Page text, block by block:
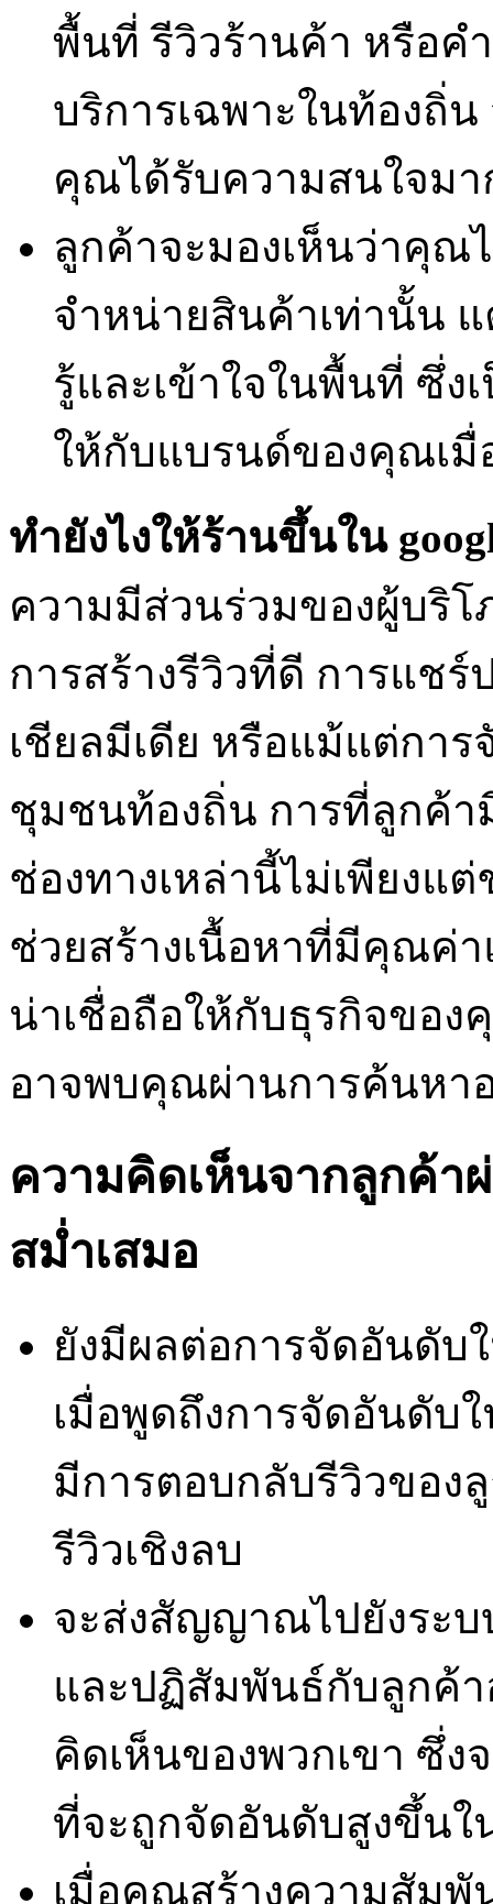
พื้นที่ รีวิวร้านค้า หรือค
บริการเฉพาะในท้องถิ่
คุณได้รับความสนใจม
ลูกค้าจะมองเห็นว่าคุณ
จำหน่ายสินค้าเท่านั้น
รู้และเข้าใจในพื้นที่ ซึ่ง
ให้กับแบรนด์ของคุณเมื่
ทํายังไงให้ร้านขึ้นใน
ความมีส่วนร่วมของผู้บริ
การสร้างรีวิวที่ดี การแช
เชียลมีเดีย หรือแม้แต่กา
ชุมชนท้องถิ่น การที่ลูกค้
ช่องทางเหล่านี้ไม่เพียงแ
ช่วยสร้างเนื้อหาที่มีคุณค่า
น่าเชื่อถือให้กับธุรกิจขอ
อาจพบคุณผ่านการค้นหา
ความคิดเห็นจากลูกค้า
สม่ำเสมอ
ยังมีผลต่อการจัดอันดับ
เมื่อพูดถึงการจัดอันดับใ
มีการตอบกลับรีวิวของ
รีวิวเชิงลบ
จะส่งสัญญาณไปยังระบ
และปฏิสัมพันธ์กับลูกค้า
คิดเห็นของพวกเขา ซึ่
ที่จะถูกจัดอันดับสูงขึ้นใ
เมื่อคุณสร้างความสัมพั